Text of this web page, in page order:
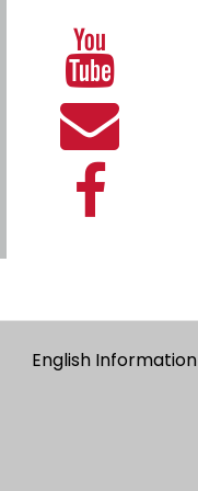
English Information